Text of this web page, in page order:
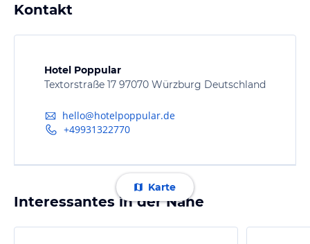
Kontakt
Hotel Poppular
Textorstraße 17 97070 Würzburg Deutschland
hello@hotelpoppular.de
+49931322770
Karte
Interessantes in der Nähe